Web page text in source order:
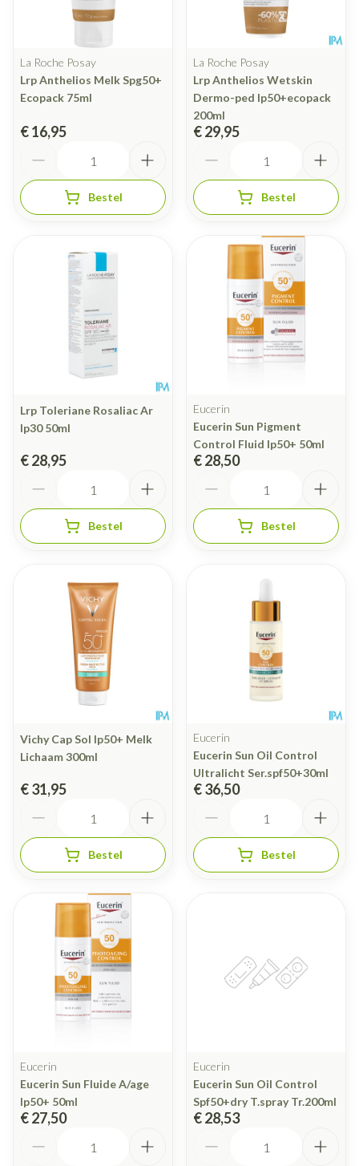
La Roche Posay
Lrp Anthelios Melk Spg50+
Ecopack 75ml
€ 16,95
Bestel
La Roche Posay
Lrp Anthelios Wetskin
Dermo-ped Ip50+ecopack
200ml
€ 29,95
Bestel
Lrp Toleriane Rosaliac Ar
Ip30 50ml
€ 28,95
Bestel
Eucerin
Eucerin Sun Pigment
Control Fluid Ip50+ 50ml
€ 28,50
Bestel
Vichy Cap Sol Ip50+ Melk
Lichaam 300ml
€ 31,95
Bestel
Eucerin
Eucerin Sun Oil Control
Ultralicht Ser.spf50+30ml
€ 36,50
Bestel
Eucerin
Eucerin Sun Fluide A/age
Ip50+ 50ml
€ 27,50
Eucerin
Eucerin Sun Oil Control
Spf50+dry T.spray Tr.200ml
€ 28,53